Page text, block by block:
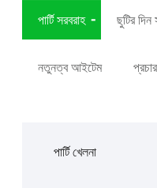
পার্টি সরবরাহ ছুটির দিন
নতুনত্ব আইটেম
পার্টি খেলনা